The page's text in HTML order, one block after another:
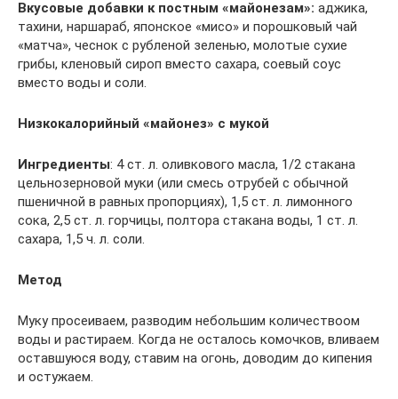
Вкусовые добавки к постным «майонезам»: аджика,
тахини, наршараб, японское «мисо» и порошковый чай
«матча», чеснок с рубленой зеленью, молотые сухие
грибы, кленовый сироп вместо сахара, соевый соус
вместо воды и соли.
Низкокалорийный «майонез» с мукой
Ингредиенты: 4 ст. л. оливкового масла, 1/2 стакана
цельнозерновой муки (или смесь отрубей с обычной
пшеничной в равных пропорциях), 1,5 ст. л. лимонного
сока, 2,5 ст. л. горчицы, полтора стакана воды, 1 ст. л.
сахара, 1,5 ч. л. соли.
Метод
Муку просеиваем, разводим небольшим количествоом
воды и растираем. Когда не осталось комочков, вливаем
оставшуюся воду, ставим на огонь, доводим до кипения
и остужаем.